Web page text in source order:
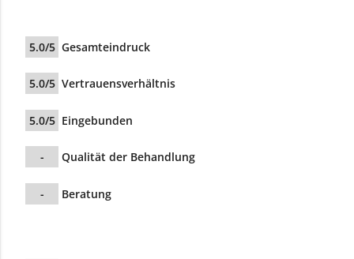
5.0/5 Gesamteindruck
5.0/5 Vertrauensverhältnis
5.0/5 Eingebunden
- Qualität der Behandlung
- Beratung